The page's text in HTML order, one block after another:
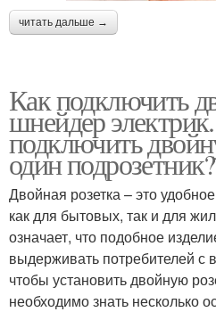
читать дальше →
Как подключить
шнейдер
подключить
один подрозетник?
Двойная розетка – это
как для бытовых, так и для
означает, что подобное
выдерживать потребителей
чтобы установить двойную
необходимо знать несколько